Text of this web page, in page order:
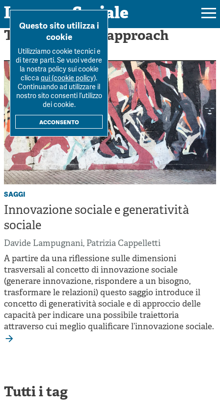
Impresa Sociale
Rivista
Ultimo numero
La Rivista
Submission
Colophon
Autori
Archivio
Argomenti
Forum
Forum
Tutti gli articoli
Autori
Argomenti
Dossier
Tutti i dossier
Workshop Impresa Sociale 2021
Impresa sociale, reciprocità e sostenibilità
Innovazione sociale
Cooperative di comunità
Impresa sociale e democrazia
Acini di fuoco - Dossier Mezzogiorno
Valutazione e dintorni
Chi siamo
Contatti
Sostienici
Home
Tag: Capability approach
saggi
Innovazione sociale e generatività
sociale
Davide Lampugnani, Patrizia Cappelletti
A partire da una riflessione sulle dimensioni
trasversali al concetto di innovazione sociale
(generare innovazione, rispondere a un bisogno,
trasformare le relazioni) questo saggio introduce il
concetto di generatività sociale e di approccio delle
capacità per indicare una possibile traiettoria
attraverso cui meglio qualificare l’innovazione sociale.
Tutti i tag
Questo sito utilizza i
cookie
Utilizziamo cookie tecnici e
di terze parti. Se vuoi vedere
la nostra policy sui cookie
cliccaqui (cookie policy).
Continuando ad utilizzare il
nostro sito consenti l’utilizzo
dei cookie.
acconsento